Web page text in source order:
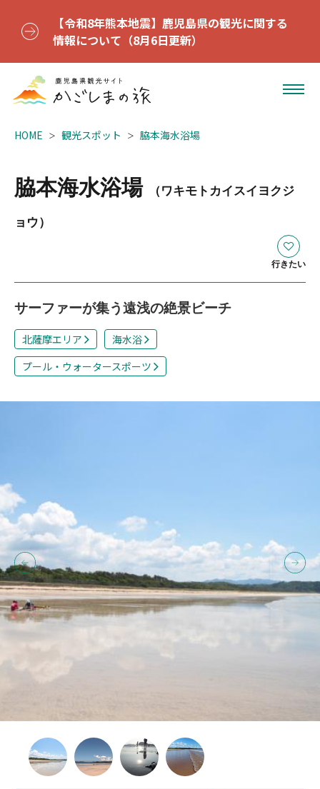
【令和8年熊本地震】鹿児島県の観光に関する
情報について（8月6日更新）
HOME 観光スポット 脇本海水浴場
脇本海水浴場 （ワキモトカイスイヨクジ
ョウ）
行きたい
サーファーが集う遠浅の絶景ビーチ
北薩摩エリア
海水浴
プール・ウォータースポーツ